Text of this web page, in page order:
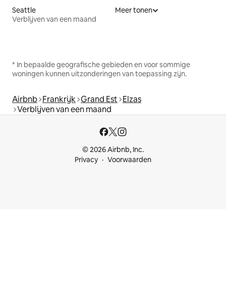
Seattle
Verblijven van een maand
Meer tonen
* In bepaalde geografische gebieden en voor sommige
woningen kunnen uitzonderingen van toepassing zijn.
Airbnb Frankrijk Grand Est Elzas
Verblijven van een maand
© 2026 Airbnb, Inc.
Privacy
Voorwaarden